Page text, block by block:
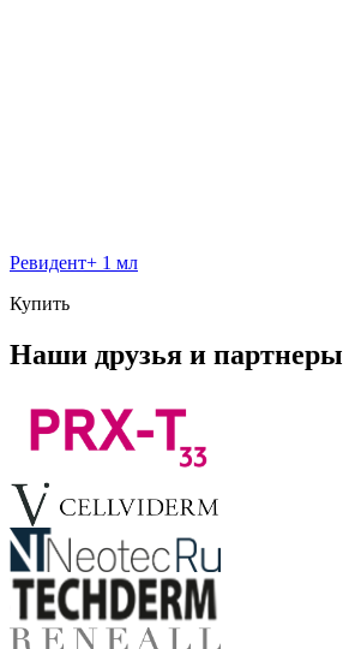
Ревидент+ 1 мл
Купить
Наши друзья и партнеры